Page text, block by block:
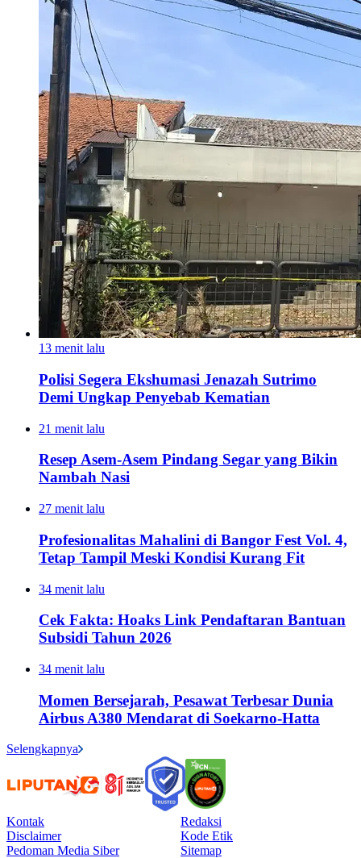
13 menit lalu
Polisi Segera Ekshumasi Jenazah Sutrimo
Demi Ungkap Penyebab Kematian
21 menit lalu
Resep Asem-Asem Pindang Segar yang Bikin
Nambah Nasi
27 menit lalu
Profesionalitas Mahalini di Bangor Fest Vol. 4,
Tetap Tampil Meski Kondisi Kurang Fit
34 menit lalu
Cek Fakta: Hoaks Link Pendaftaran Bantuan
Subsidi Tahun 2026
34 menit lalu
Momen Bersejarah, Pesawat Terbesar Dunia
Airbus A380 Mendarat di Soekarno-Hatta
Selengkapnya
Kontak
Redaksi
Disclaimer
Kode Etik
Pedoman Media Siber
Sitemap